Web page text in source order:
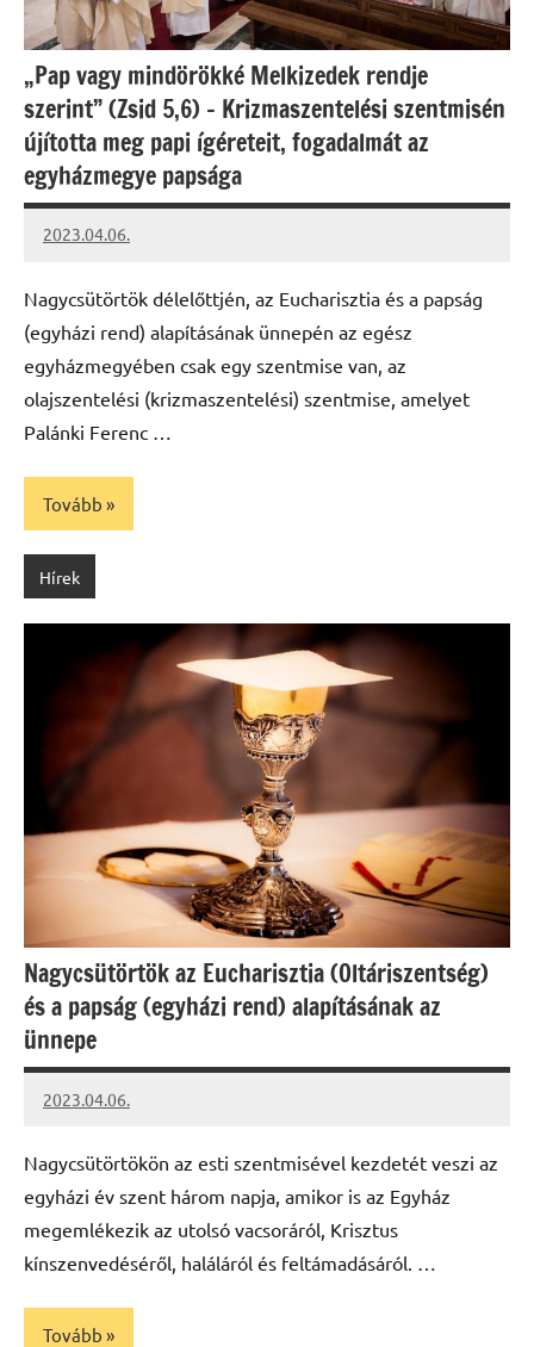
„Pap vagy mindörökké Melkizedek rendje
szerint” (Zsid 5,6) – Krizmaszentelési szentmisén
újította meg papi ígéreteit, fogadalmát az
egyházmegye papsága
2023.04.06.
kovacs.agi
Nagycsütörtök délelőttjén, az Eucharisztia és a papság
(egyházi rend) alapításának ünnepén az egész
egyházmegyében csak egy szentmise van, az
olajszentelési (krizmaszentelési) szentmise, amelyet
Palánki Ferenc …
Tovább
Hírek
Nagycsütörtök az Eucharisztia (Oltáriszentség)
és a papság (egyházi rend) alapításának az
ünnepe
2023.04.06.
kovacs.agi
Nagycsütörtökön az esti szentmisével kezdetét veszi az
egyházi év szent három napja, amikor is az Egyház
megemlékezik az utolsó vacsoráról, Krisztus
kínszenvedéséről, haláláról és feltámadásáról. …
Tovább